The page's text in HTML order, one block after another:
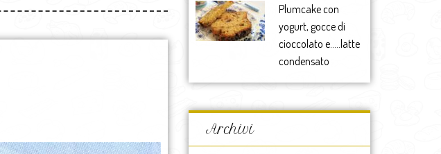
Plumcake con
yogurt, gocce di
cioccolato e…..latte
condensato
Archivi